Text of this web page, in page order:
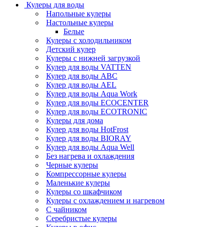
Кулеры для воды
Напольные кулеры
Настольные кулеры
Белые
Кулеры с холодильником
Детский кулер
Кулеры с нижней загрузкой
Кулер для воды VATTEN
Кулер для воды ABC
Кулер для воды AEL
Кулер для воды Aqua Work
Кулер для воды ECOCENTER
Кулер для воды ECOTRONIC
Кулеры для дома
Кулер для воды HotFrost
Кулер для воды BIORAY
Кулер для воды Aqua Well
Без нагрева и охлаждения
Черные кулеры
Компрессорные кулеры
Маленькие кулеры
Кулеры со шкафчиком
Кулеры с охлаждением и нагревом
С чайником
Серебристые кулеры